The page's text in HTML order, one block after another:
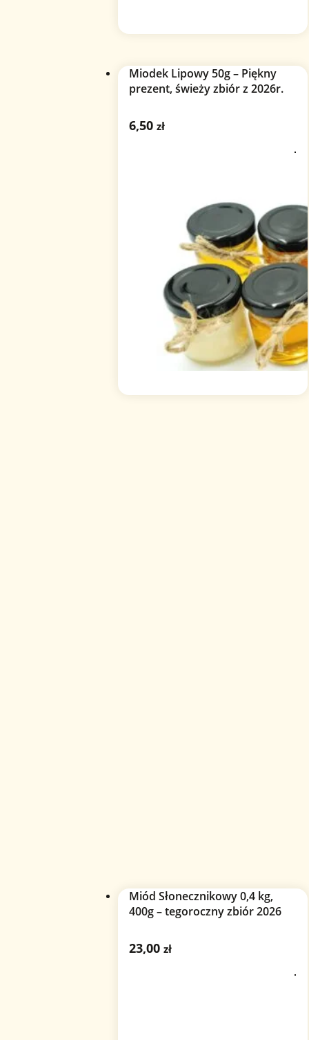
Miodek Lipowy 50g – Piękny
prezent, świeży zbiór z 2026r.
6,50 zł
Miód Słonecznikowy 0,4 kg,
400g – tegoroczny zbiór 2026
23,00 zł